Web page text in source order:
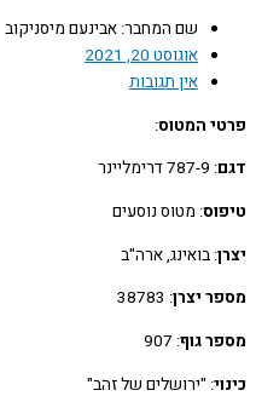
שם המחבר: אבינעם מיסניקוב
אוגוסט 20, 2021
אין תגובות
המטוס:
: מטוס נוסעים
: בואינג, ארה"ב
יצרן: 38783
גוף: 907
: "ירושלים של זהב"